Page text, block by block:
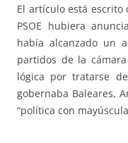
El artículo está escrito
PSOE hubiera
había alcanzado un
partidos de la
lógica por tratarse
gobernaba Baleares,
“política con